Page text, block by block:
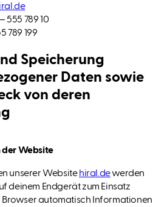
555 789 10
789 199
Speicherung
Daten sowie
von deren
der Website
unserer Website hiral.dewerden
deinem Endgerät zum Einsatz
Browser automatisch Informationen